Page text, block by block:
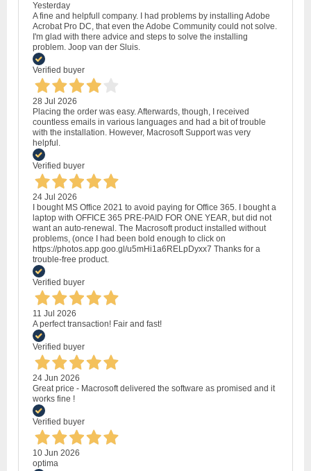
Yesterday
A fine and helpfull company. I had problems by installing Adobe
Acrobat Pro DC, that even the Adobe Community could not solve.
I'm glad with there advice and steps to solve the installing
problem. Joop van der Sluis.
Verified buyer
28 Jul 2026
Placing the order was easy. Afterwards, though, I received
countless emails in various languages and had a bit of trouble
with the installation. However, Macrosoft Support was very
helpful.
Verified buyer
24 Jul 2026
I bought MS Office 2021 to avoid paying for Office 365. I bought a
laptop with OFFICE 365 PRE-PAID FOR ONE YEAR, but did not
want an auto-renewal. The Macrosoft product installed without
problems, (once I had been bold enough to click on
https://photos.app.goo.gl/u5mHi1a6RELpDyxx7 Thanks for a
trouble-free product.
Verified buyer
11 Jul 2026
A perfect transaction! Fair and fast!
Verified buyer
24 Jun 2026
Great price - Macrosoft delivered the software as promised and it
works fine !
Verified buyer
10 Jun 2026
optima